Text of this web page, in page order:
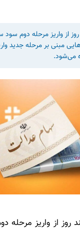
از واریز مرحله دوم
مبنی بر مرحله جدید
روز از واریز مرحله